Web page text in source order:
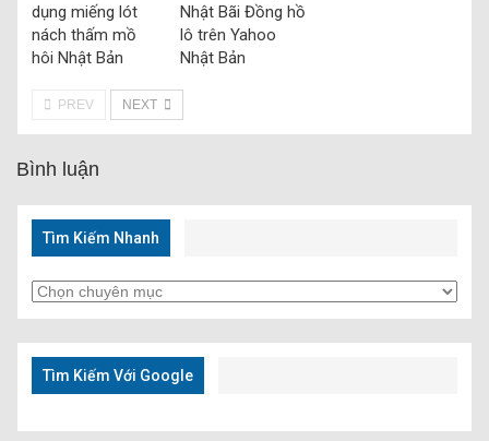
dụng miếng lót
nách thấm mồ
hôi Nhật Bản
Nhật Bãi Đồng hồ
lô trên Yahoo
Nhật Bản
PREV NEXT
Bình luận
Tìm Kiếm Nhanh
Tìm
Kiếm
Nhanh
Tìm Kiếm Với Google